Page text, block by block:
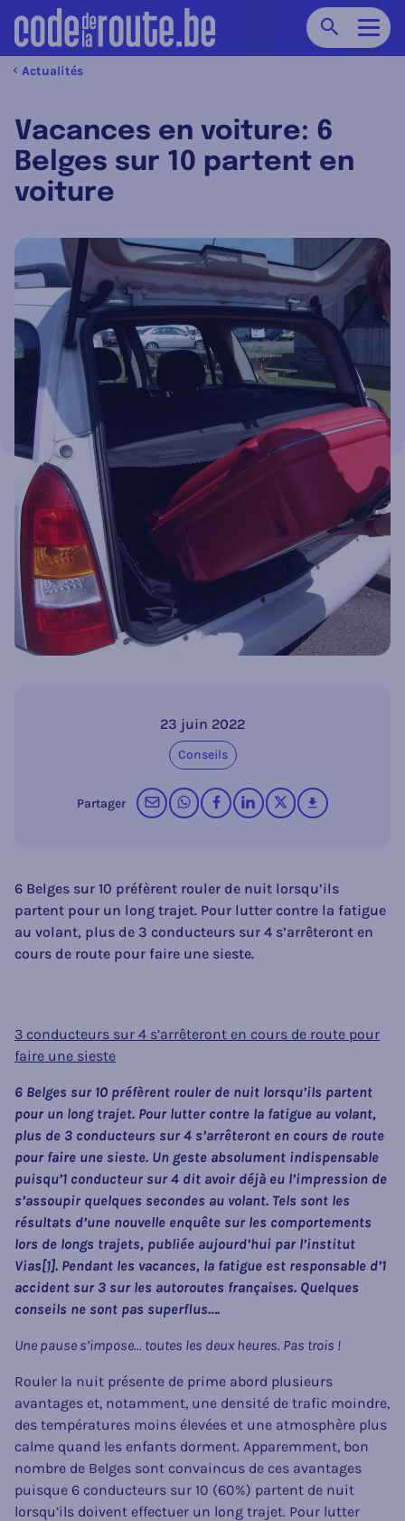
Chercher
Actualités
Vacances en voiture: 6
Belges sur 10 partent en
voiture
23 juin 2022
Conseils
Partager par courrier électronique
sur WhatsApp
sur Facebook
sur LinkedIn
op X (Twitter)
télécharger
6 Belges sur 10 préfèrent rouler de nuit lorsqu’ils
partent pour un long trajet. Pour lutter contre la fatigue
au volant, plus de 3 conducteurs sur 4 s’arrêteront en
cours de route pour faire une sieste.
3 conducteurs sur 4 s’arrêteront en cours de route pour
faire une sieste
6 Belges sur 10 préfèrent rouler de nuit lorsqu’ils partent
pour un long trajet. Pour lutter contre la fatigue au volant,
plus de 3 conducteurs sur 4 s’arrêteront en cours de route
pour faire une sieste. Un geste absolument indispensable
puisqu’1 conducteur sur 4 dit avoir déjà eu l’impression de
s’assoupir quelques secondes au volant. Tels sont les
résultats d’une nouvelle enquête sur les comportements
lors de longs trajets, publiée aujourd’hui par l’institut
Vias[1]. Pendant les vacances, la fatigue est responsable d’1
accident sur 3 sur les autoroutes françaises. Quelques
conseils ne sont pas superflus….
Une pause s’impose… toutes les deux heures. Pas trois !
Rouler la nuit présente de prime abord plusieurs
avantages et, notamment, une densité de trafic moindre,
des températures moins élevées et une atmosphère plus
calme quand les enfants dorment. Apparemment, bon
nombre de Belges sont convaincus de ces avantages
puisque 6 conducteurs sur 10 (60%) partent de nuit
lorsqu’ils doivent effectuer un long trajet. Pour lutter